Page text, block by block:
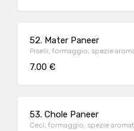
52. Mater Paneer
Piselli, formaggio, spezie
7.00 €
53. Chole Paneer
Ceci, formaggio, spezie